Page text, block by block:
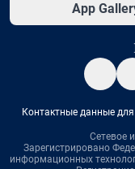
App
Контактные данные
Сетевое
Зарегистрировано
информационных